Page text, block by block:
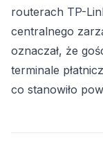
routerach TP-
centralnego
oznaczał, że
terminale
co stanowiło